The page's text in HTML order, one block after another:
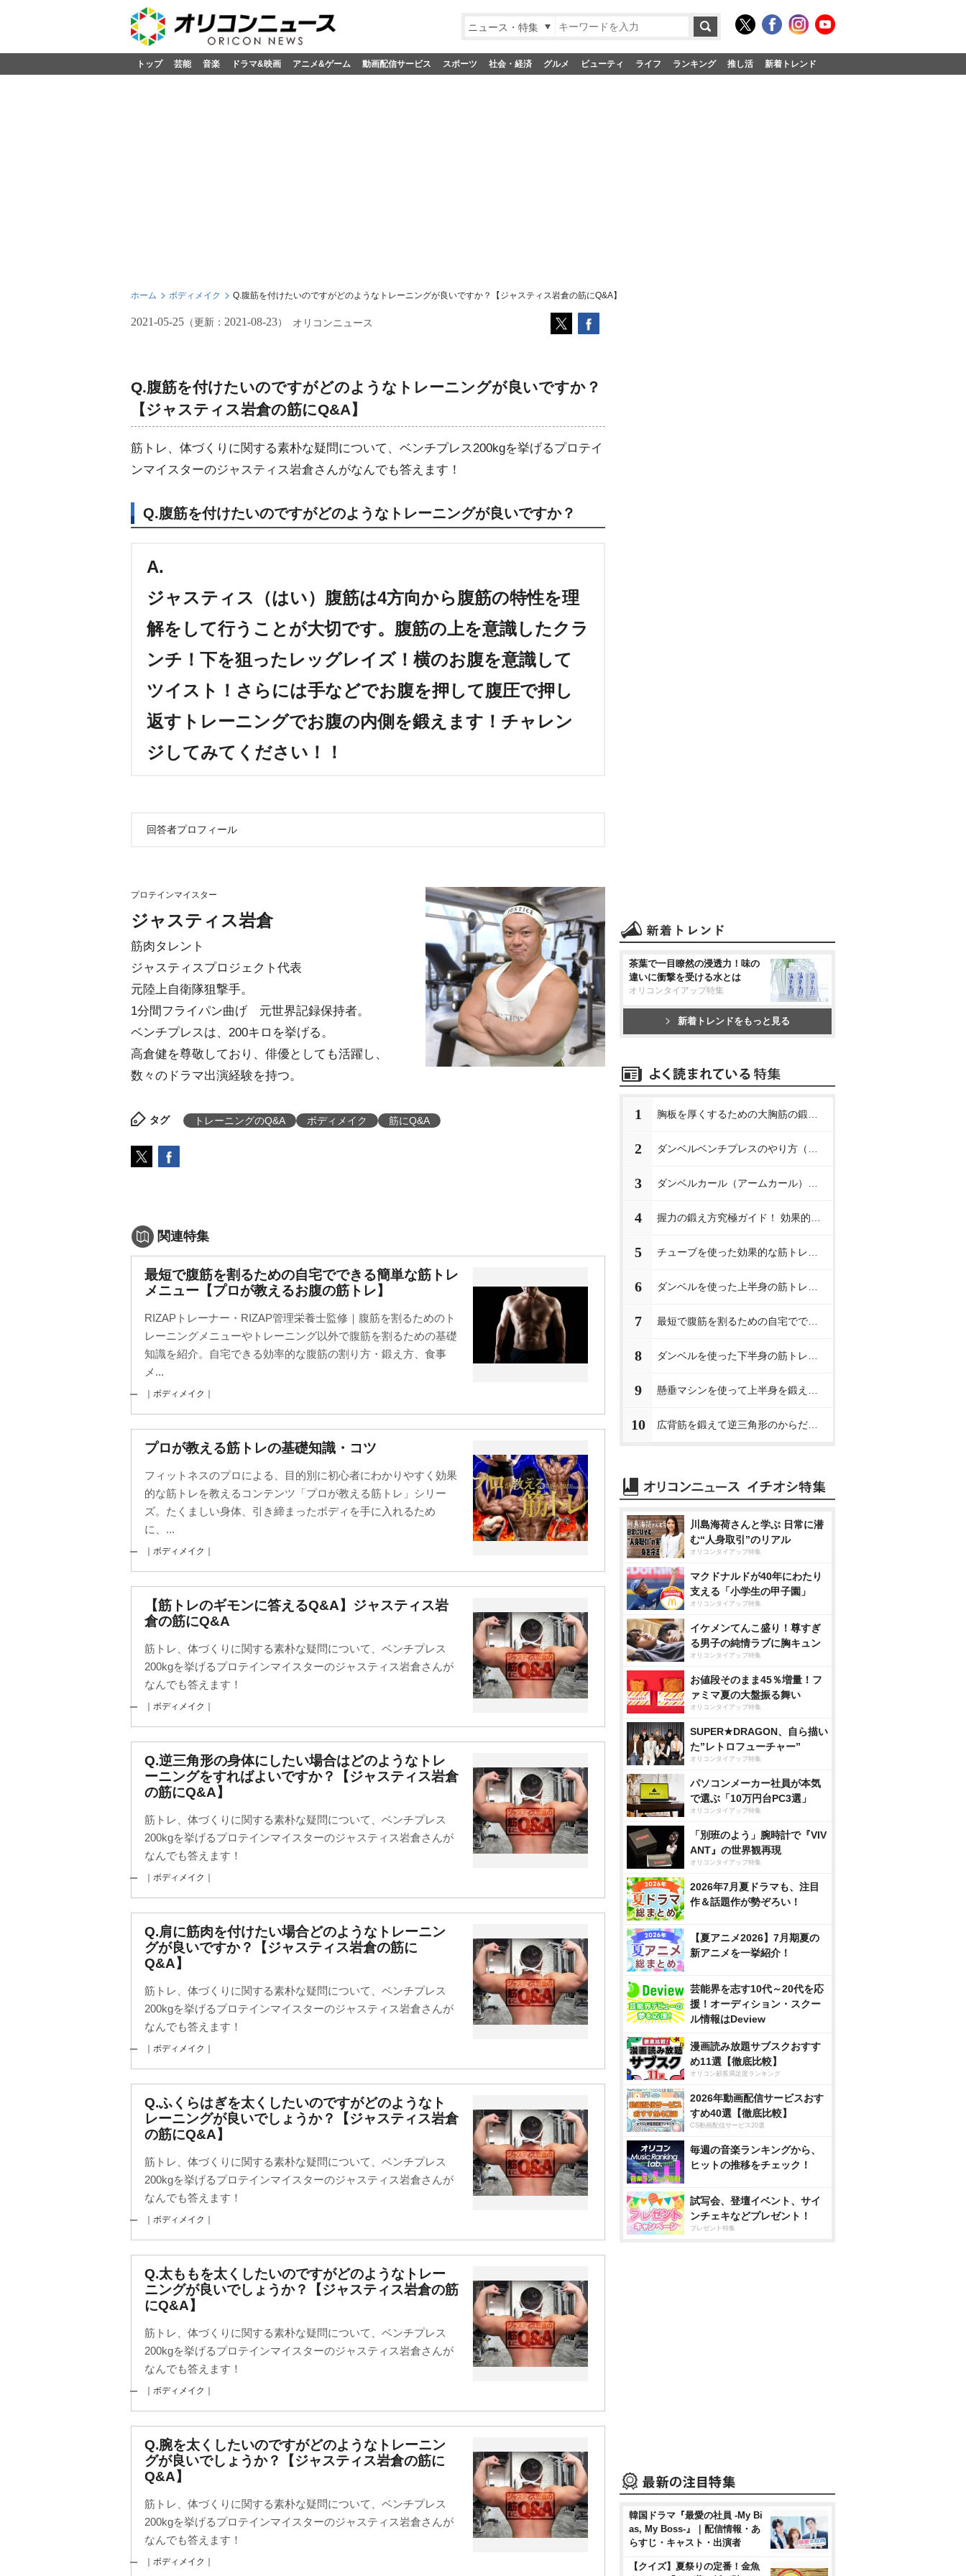
ニュース・特集
トップ 芸能 音楽 ドラマ&映画 アニメ&ゲーム 動画配信サービス スポーツ 社会・経済 グルメ ビューティ ライフ ランキング 推し活 新着トレンド
ホーム ボディメイク Q.腹筋を付けたいのですがどのようなトレーニングが良いですか？【ジャスティス岩倉の筋にQ&A】
2021-05-25 （更新： 2021-08-23） オリコンニュース
Q.腹筋を付けたいのですがどのようなトレーニングが良いですか？
【ジャスティス岩倉の筋にQ&A】
筋トレ、体づくりに関する素朴な疑問について、ベンチプレス200kgを挙げるプロテイ
ンマイスターのジャスティス岩倉さんがなんでも答えます！
Q.腹筋を付けたいのですがどのようなトレーニングが良いですか？
A.
ジャスティス（はい）腹筋は4方向から腹筋の特性を理
解をして行うことが大切です。腹筋の上を意識したクラ
ンチ！下を狙ったレッグレイズ！横のお腹を意識して
ツイスト！さらには手などでお腹を押して腹圧で押し
返すトレーニングでお腹の内側を鍛えます！チャレン
ジしてみてください！！
回答者プロフィール
プロテインマイスター
ジャスティス岩倉
筋肉タレント
ジャスティスプロジェクト代表
元陸上自衛隊狙撃手。
1分間フライパン曲げ 元世界記録保持者。
ベンチプレスは、200キロを挙げる。
高倉健を尊敬しており、俳優としても活躍し、
数々のドラマ出演経験を持つ。
タグ トレーニングのQ&A ボディメイク 筋にQ&A
関連特集
最短で腹筋を割るための自宅でできる簡単な筋トレ
メニュー【プロが教えるお腹の筋トレ】
RIZAPトレーナー・RIZAP管理栄養士監修｜腹筋を割るためのト
レーニングメニューやトレーニング以外で腹筋を割るための基礎
知識を紹介。自宅できる効率的な腹筋の割り方・鍛え方、食事
メ...
｜ボディメイク｜
プロが教える筋トレの基礎知識・コツ
フィットネスのプロによる、目的別に初心者にわかりやすく効果
的な筋トレを教えるコンテンツ「プロが教える筋トレ」シリー
ズ。たくましい身体、引き締まったボディを手に入れるため
に、...
｜ボディメイク｜
【筋トレのギモンに答えるQ&A】ジャスティス
倉の筋にQ&A
筋トレ、体づくりに関する素朴な疑問について、ベンチプレス
200kgを挙げるプロテインマイスターのジャスティス岩倉さんが
なんでも答えます！
｜ボディメイク｜
Q.逆三角形の身体にしたい場合はどのようなトレ
ーニングをすればよいですか？【ジャスティス岩倉
の筋にQ&A】
筋トレ、体づくりに関する素朴な疑問について、ベンチプレス
200kgを挙げるプロテインマイスターのジャスティス岩倉さんが
なんでも答えます！
｜ボディメイク｜
Q.肩に筋肉を付けたい場合どのようなトレーニン
グが良いですか？【ジャスティス岩倉の筋に
Q&A】
筋トレ、体づくりに関する素朴な疑問について、ベンチプレス
200kgを挙げるプロテインマイスターのジャスティス岩倉さんが
なんでも答えます！
｜ボディメイク｜
Q.ふくらはぎを太くしたいのですがどのようなト
レーニングが良いでしょうか？【ジャスティス岩倉
の筋にQ&A】
筋トレ、体づくりに関する素朴な疑問について、ベンチプレス
200kgを挙げるプロテインマイスターのジャスティス岩倉さんが
なんでも答えます！
｜ボディメイク｜
Q.太ももを太くしたいのですがどのようなトレー
ニングが良いでしょうか？【ジャスティス岩倉の筋
にQ&A】
筋トレ、体づくりに関する素朴な疑問について、ベンチプレス
200kgを挙げるプロテインマイスターのジャスティス岩倉さんが
なんでも答えます！
｜ボディメイク｜
Q.腕を太くしたいのですがどのようなトレーニン
グが良いでしょうか？【ジャスティス岩倉の筋に
Q&A】
筋トレ、体づくりに関する素朴な疑問について、ベンチプレス
200kgを挙げるプロテインマイスターのジャスティス岩倉さんが
なんでも答えます！
｜ボディメイク｜
茶葉で一目瞭然の浸透力！味の
違いに衝撃を受ける水とは
オリコンタイアップ特集
新着トレンドをもっと見る
1
2
3
4
5
6
7
8
9
10
川島海荷さんと学ぶ 日常に潜
む“人身取引”のリアル
オリコンタイアップ特集
マクドナルドが40年にわたり
支える「小学生の甲子園」
オリコンタイアップ特集
イケメンてんこ盛り！尊すぎ
る男子の純情ラブに胸キュン
オリコンタイアップ特集
お値段そのまま45％増量！フ
ァミマ夏の大盤振る舞い
オリコンタイアップ特集
SUPER★DRAGON、自ら描い
た”レトロフューチャー”
オリコンタイアップ特集
パソコンメーカー社員が本気
で選ぶ「10万円台PC3選」
オリコンタイアップ特集
「別班のよう」腕時計で『VIV
ANT』の世界観再現
オリコンタイアップ特集
2026年7月夏ドラマも、注目
作＆話題作が勢ぞろい！
【夏アニメ2026】7月期夏の
新アニメを一挙紹介！
芸能界を志す10代～20代を応
援！オーディション・スクー
ル情報はDeview
漫画読み放題サブスクおすす
め11選【徹底比較】
オリコン顧客満足度ランキング
2026年動画配信サービスおす
すめ40選【徹底比較】
CS動画配信サービス20選
毎週の音楽ランキングから、
ヒットの推移をチェック！
試写会、登壇イベント、サイ
ンチェキなどプレゼント！
プレゼント特集
韓国ドラマ『最愛の社員 -My Bi
as, My Boss-』｜配信情報・あ
らすじ・キャスト・出演者
【クイズ】夏祭りの定番！金魚